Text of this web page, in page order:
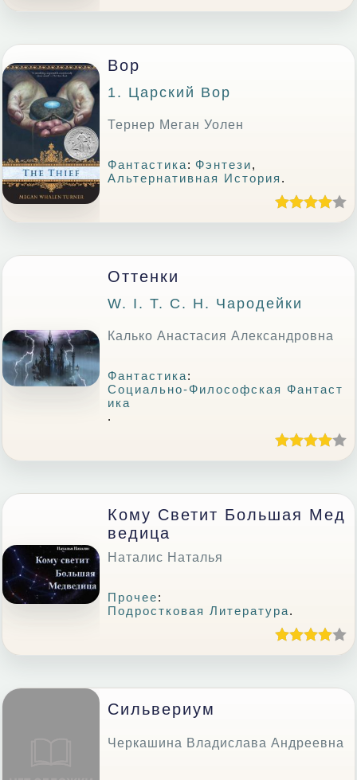
Вор
1. Царский Вор
Тернер Меган Уолен
Фантастика: Фэнтези,
Альтернативная История .
Оттенки
W. I. T. C. H. Чародейки
Калько Анастасия Александровна
Фантастика:
Социально-Философская Фантаст
Ика
.
Кому Светит Большая Мед
Ведица
Наталис Наталья
Прочее:
Подростковая Литература.
Сильвериум
Черкашина Владислава Андреевна